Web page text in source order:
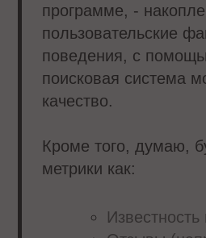
программе, -
пользовательские
поведения, с
поисковая система
качество.
Кроме того, думаю,
метрики как:
Известность